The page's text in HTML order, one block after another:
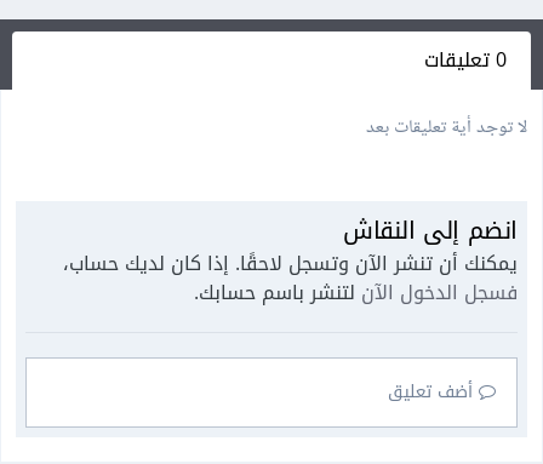
0 تعليقات
لا توجد أية تعليقات بعد
انضم إلى النقاش
يمكنك أن تنشر الآن وتسجل لاحقًا. إذا كان لديك حساب،
فسجل الدخول الآن لتنشر باسم حسابك.
أضف تعليق